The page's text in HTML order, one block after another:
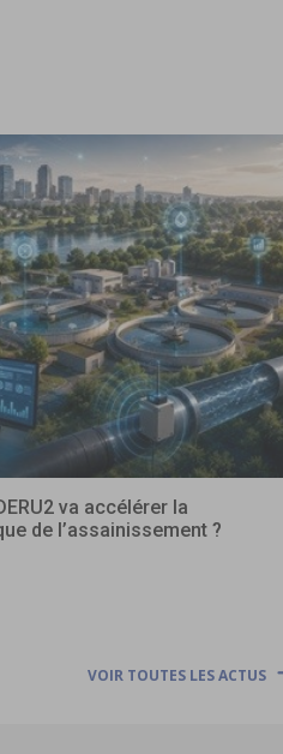
va accélérer la
de l’assainissement ?
VOIR TOUTES LES ACTUS